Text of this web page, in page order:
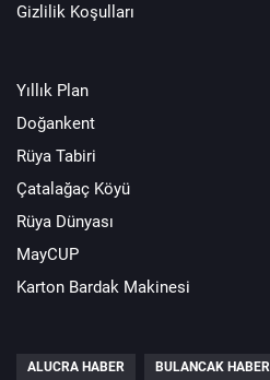
Gizlilik Koşulları
Yıllık Plan
Doğankent
Rüya Tabiri
Çatalağaç Köyü
Rüya Dünyası
MayCUP
Karton Bardak Makinesi
ALUCRA HABER BULANCAK HABER